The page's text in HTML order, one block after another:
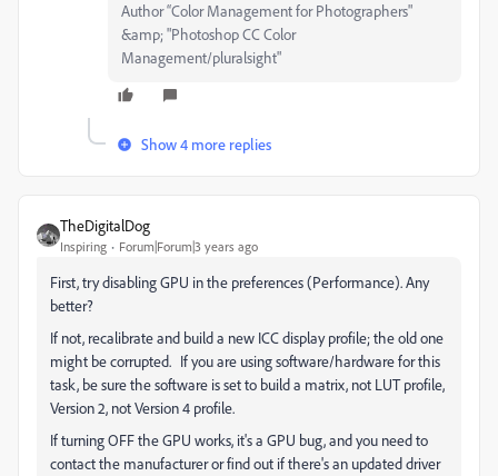
Author “Color Management for Photographers"
&amp; "Photoshop CC Color
Management/pluralsight"
Show 4 more replies
TheDigitalDog
Inspiring Forum|Forum|3 years ago
First, try disabling GPU in the preferences (Performance). Any
better?
If not, recalibrate and build a new ICC display profile; the old one
might be corrupted. If you are using software/hardware for this
task, be sure the software is set to build a matrix, not LUT profile,
Version 2, not Version 4 profile.
If turning OFF the GPU works, it's a GPU bug, and you need to
contact the manufacturer or find out if there's an updated driver